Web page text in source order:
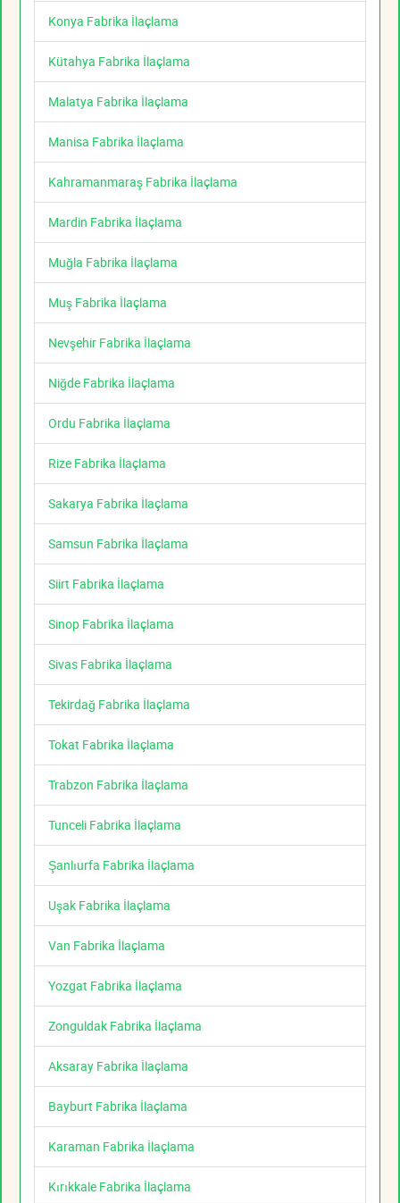
Konya Fabrika İlaçlama
Kütahya Fabrika İlaçlama
Malatya Fabrika İlaçlama
Manisa Fabrika İlaçlama
Kahramanmaraş Fabrika İlaçlama
Mardin Fabrika İlaçlama
Muğla Fabrika İlaçlama
Muş Fabrika İlaçlama
Nevşehir Fabrika İlaçlama
Niğde Fabrika İlaçlama
Ordu Fabrika İlaçlama
Rize Fabrika İlaçlama
Sakarya Fabrika İlaçlama
Samsun Fabrika İlaçlama
Siirt Fabrika İlaçlama
Sinop Fabrika İlaçlama
Sivas Fabrika İlaçlama
Tekirdağ Fabrika İlaçlama
Tokat Fabrika İlaçlama
Trabzon Fabrika İlaçlama
Tunceli Fabrika İlaçlama
Şanlıurfa Fabrika İlaçlama
Uşak Fabrika İlaçlama
Van Fabrika İlaçlama
Yozgat Fabrika İlaçlama
Zonguldak Fabrika İlaçlama
Aksaray Fabrika İlaçlama
Bayburt Fabrika İlaçlama
Karaman Fabrika İlaçlama
Kırıkkale Fabrika İlaçlama